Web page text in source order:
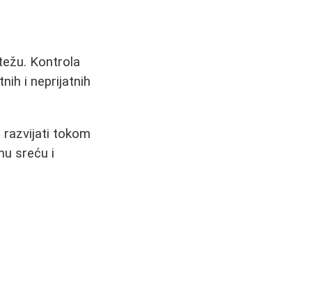
Kontrola
i neprijatnih
razvijati tokom
sreću i